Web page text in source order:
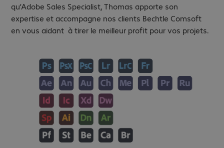
qu’Adobe Sales Specialist, Thomas apporte son
expertise et accompagne nos clients Bechtle Comsoft
en vous aidant à tirer le meilleur profit pour vos projets.